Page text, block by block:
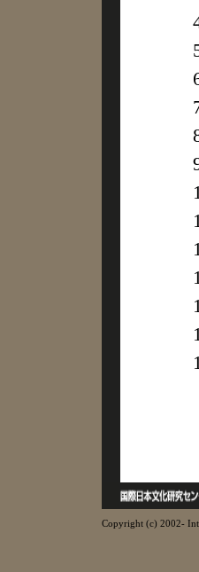
Copyright (c) 2002-